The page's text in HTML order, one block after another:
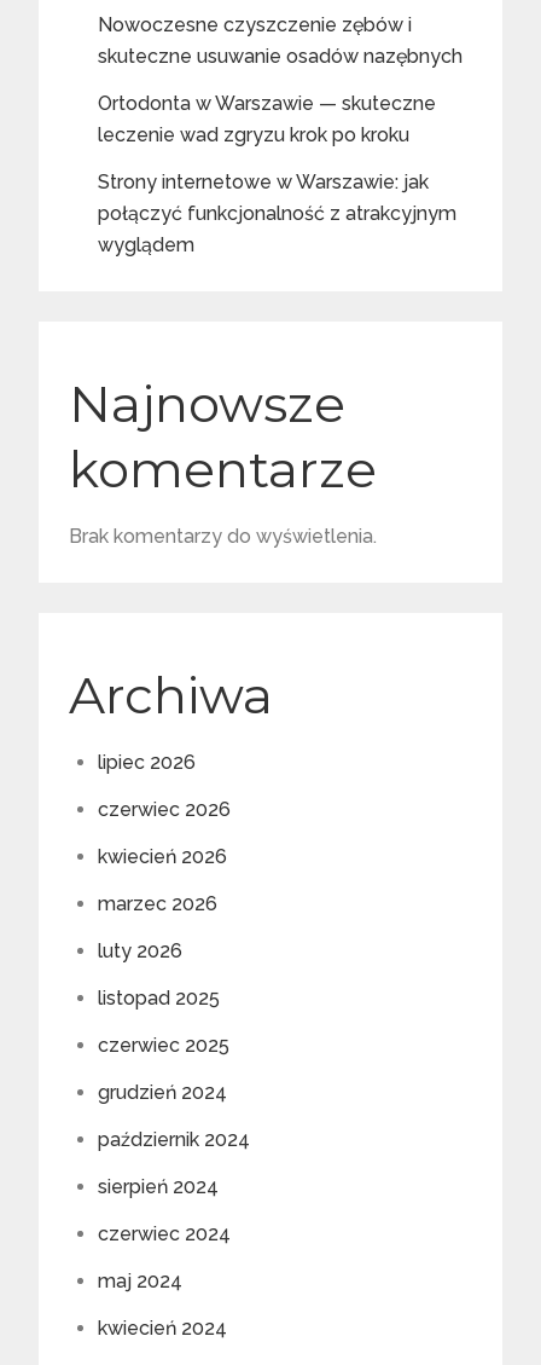
Nowoczesne czyszczenie zębów i
skuteczne usuwanie osadów nazębnych
Ortodonta w Warszawie — skuteczne
leczenie wad zgryzu krok po kroku
Strony internetowe w Warszawie: jak
połączyć funkcjonalność z atrakcyjnym
wyglądem
Najnowsze
komentarze
Brak komentarzy do wyświetlenia.
Archiwa
lipiec 2026
czerwiec 2026
kwiecień 2026
marzec 2026
luty 2026
listopad 2025
czerwiec 2025
grudzień 2024
październik 2024
sierpień 2024
czerwiec 2024
maj 2024
kwiecień 2024